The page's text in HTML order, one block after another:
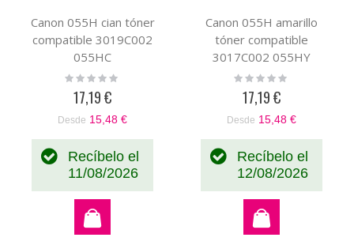
Canon 055H cian tóner
compatible 3019C002
055HC
Rating:
17,19 €
Desde 15,48 €
Recíbelo el
11/08/2026
Canon 055H amarillo
tóner compatible
3017C002 055HY
Rating:
17,19 €
Desde 15,48 €
Recíbelo el
12/08/2026